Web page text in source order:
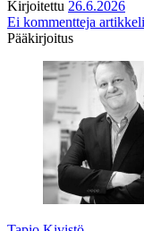
Kirjoitettu 26.6.2026
Ei kommentteja
Pääkirjoitus